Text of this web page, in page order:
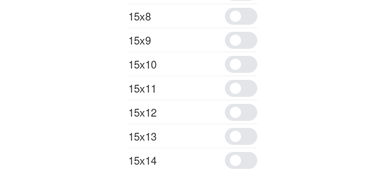
15х8
15х9
15х10
15х11
15х12
15х13
15х14